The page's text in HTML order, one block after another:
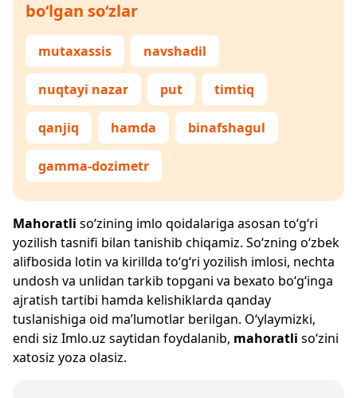
bo‘lgan so‘zlar
mutaxassis navshadil
nuqtayi nazar put timtiq
qanjiq hamda binafshagul
gamma-dozimetr
Mahoratli so‘zining imlo qoidalariga asosan to‘g‘ri
yozilish tasnifi bilan tanishib chiqamiz. So‘zning o‘zbek
alifbosida lotin va kirillda to‘g‘ri yozilish imlosi, nechta
undosh va unlidan tarkib topgani va bexato bo‘g‘inga
ajratish tartibi hamda kelishiklarda qanday
tuslanishiga oid ma’lumotlar berilgan. O‘ylaymizki,
endi siz Imlo.uz saytidan foydalanib, mahoratli so‘zini
xatosiz yoza olasiz.